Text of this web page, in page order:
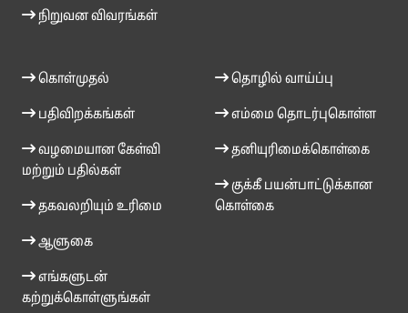
நிறுவன விவரங்கள்
கொள்முதல்
பதிவிறக்கங்கள்
வழமையான கேள்வி
மற்றும் பதில்கள்
தகவலறியும் உரிமை
ஆளுகை
எங்களுடன்
கற்றுக்கொள்ளுங்கள்
தொழில் வாய்ப்பு
எம்மை தொடர்புகொள்ள
தனியுரிமைக்கொள்கை
குக்கீ பயன்பாட்டுக்கான
கொள்கை